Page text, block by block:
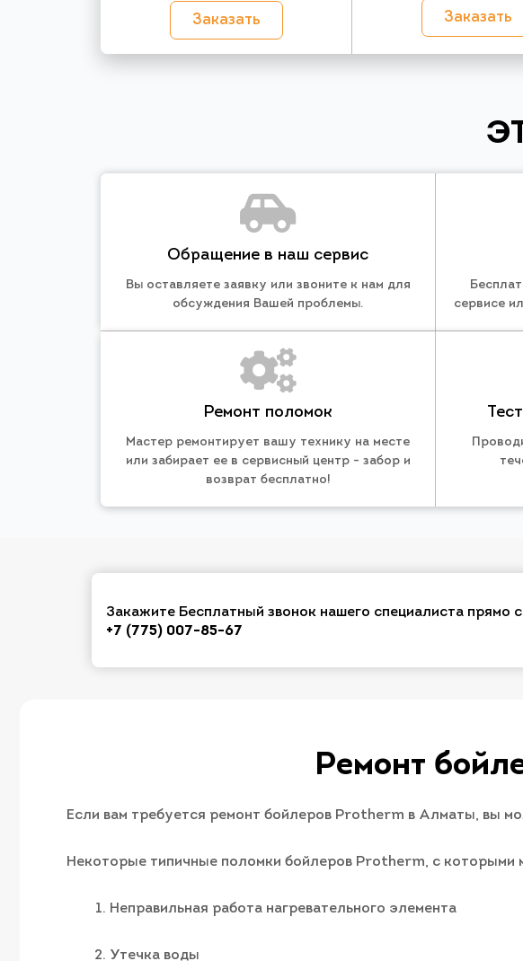
Заказать Заказать
Обращение в наш сервис
Вы оставляете заявку или звоните к нам для
обсуждения Вашей проблемы.
сервисе
Ремонт поломок
Мастер ремонтирует вашу технику на месте
или забирает ее в сервисный центр - забор и
возврат бесплатно!
Закажите Бесплатный звонок нашего специалиста прямо
+7 (775) 007-85-67
Ремонт
Если вам требуется ремонт бойлеров Protherm в Алматы, вы
Некоторые типичные поломки бойлеров Protherm, с которыми
Неправильная работа нагревательного элемента
Утечка воды